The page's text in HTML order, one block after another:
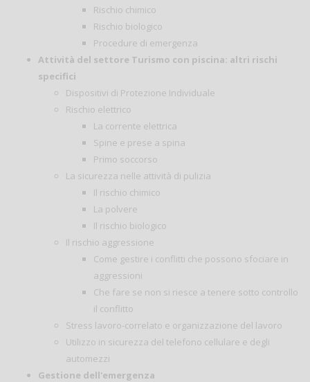
Rischio chimico
Rischio biologico
Procedure di emergenza
Attività del settore Turismo con piscina: altri rischi
specifici
Dispositivi di Protezione Individuale
Rischio elettrico
La corrente elettrica
Spine e prese a spina
Primo soccorso
La sicurezza nelle attività di pulizia
Il rischio chimico
La polvere
Il rischio biologico
Il rischio aggressione
Come gestire i conflitti che possono sfociare in
aggressioni
Che fare se non si riesce a tenere sotto controllo
il conflitto
Stress lavoro-correlato e organizzazione del lavoro
Utilizzo in sicurezza del telefono cellulare e degli
automezzi
Gestione dell'emergenza